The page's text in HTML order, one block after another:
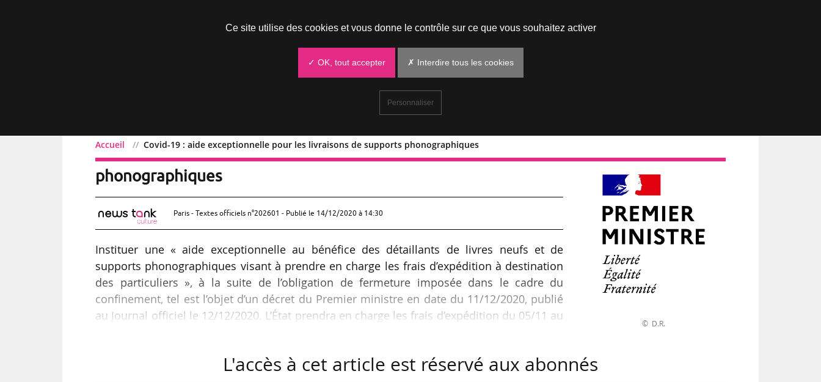
Accueil Covid-19 : aide exceptionnelle pour les livraisons de supports phonographiques
Covid-19 : aide exceptionnelle pour les livraisons de supports
phonographiques
Paris - Textes officiels n°202601 - Publié le 14/12/2020 à 14:30
Instituer une « aide exceptionnelle au bénéfice des détaillants de livres neufs et de
supports phonographiques visant à prendre en charge les frais d’expédition à destination
des particuliers », à la suite de l’obligation de fermeture imposée dans le cadre du
confinement, tel est l’objet d’un décret du Premier ministre en date du 11/12/2020, publié
au Journal officiel le 12/12/2020. L’État prendra en charge les frais d’expédition du 05/11 au
© D.R.
L'accès à cet article est réservé aux abonnés
Ce site utilise des cookies et vous donne le contrôle sur ce que vous souhaitez activer
✓ OK, tout accepter ✗ Interdire tous les cookies
Personnaliser